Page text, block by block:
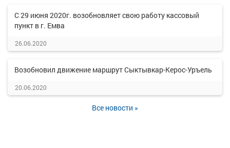
С 29 июня 2020г. возобновляет свою работу кассовый
пункт в г. Емва
26.06.2020
Возобновил движение маршрут Сыктывкар-Керос-Уръель
20.06.2020
Все новости »